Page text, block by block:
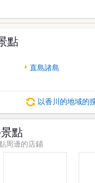
點
直島諸島
以香川的地域的
點
周邊的店鋪